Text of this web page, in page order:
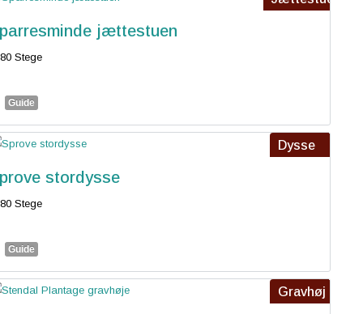
jættestuen
Stege
Guide
Dysse
stordysse
Stege
Guide
Gravhøj